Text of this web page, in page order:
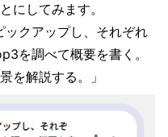
にしてみます。
ックアップし、それぞれ
を調べて概要を書く。
を解説する。」